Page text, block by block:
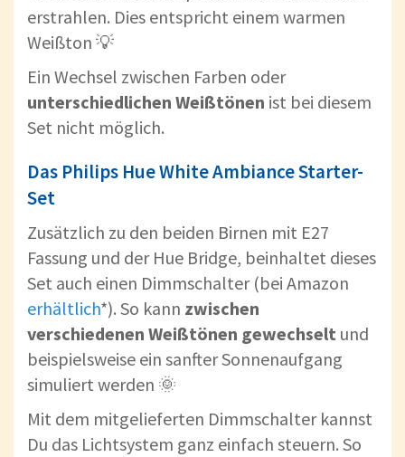
erstrahlen. Dies entspricht einem warmen
Weißton 💡
Ein Wechsel zwischen Farben oder
unterschiedlichen Weißtönen ist bei diesem
Set nicht möglich.
Das Philips Hue White Ambiance Starter-
Set
Zusätzlich zu den beiden Birnen mit E27
Fassung und der Hue Bridge, beinhaltet dieses
Set auch einen Dimmschalter (bei Amazon
erhältlich*). So kann zwischen
verschiedenen Weißtönen gewechselt und
beispielsweise ein sanfter Sonnenaufgang
simuliert werden 🌞
Mit dem mitgelieferten Dimmschalter kannst
Du das Lichtsystem ganz einfach steuern. So